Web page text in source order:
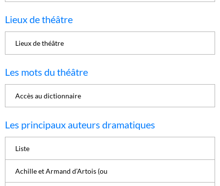
Lieux de théâtre
Lieux de théâtre
Les mots du théâtre
Accès au dictionnaire
Les principaux auteurs dramatiques
Liste
Achille et Armand d’Artois (ou